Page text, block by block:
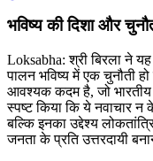
भविष्य की दिशा और
Loksabha: श्री बिरला ने
पालन भविष्य में एक चुनौती
आवश्यक कदम है, जो
स्पष्ट किया कि ये नवाचार
बल्कि इनका उद्देश्य
जनता के प्रति उत्तरदायी